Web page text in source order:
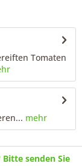
Tomaten
mehr
senden Sie